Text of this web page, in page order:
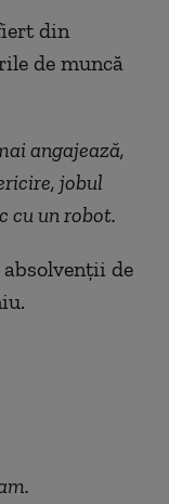
din
de muncă
angajează,
jobul
cu un robot.
de